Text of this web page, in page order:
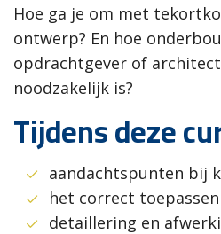
Hoe ga je om met
ontwerp? En hoe
opdrachtgever of
noodzakelijk is?
Tijdens deze
aandachtspunten bij
het correct
detaillering en